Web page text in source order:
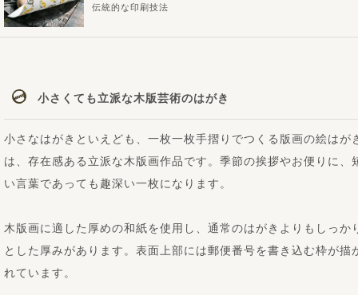
伝統的な印刷技法
小さくても立派な木版芸術のはがき
小さなはがきといえども、一枚一枚手摺りでつくる版画の絵はが
は、存在感ある立派な木版画作品です。季節の挨拶やお便りに、
い言葉であっても趣深い一枚になります。
木版画に適した厚めの和紙を使用し、通常のはがきよりもしっか
とした厚みがあります。表面上部には郵便番号を書き込む枠が描
れています。